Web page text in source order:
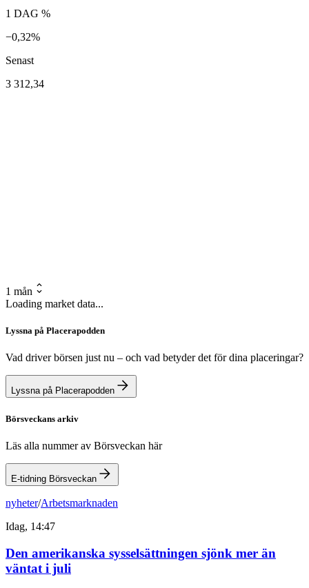
1 DAG %
−0,32%
Senast
3 312,34
1 mån
Loading market data...
Lyssna på Placerapodden
Vad driver börsen just nu – och vad betyder det för dina placeringar?
Lyssna på Placerapodden
Börsveckans arkiv
Läs alla nummer av Börsveckan här
E-tidning Börsveckan
nyheter/Arbetsmarknaden
Idag, 14:47
Den amerikanska sysselsättningen sjönk mer än
väntat i juli